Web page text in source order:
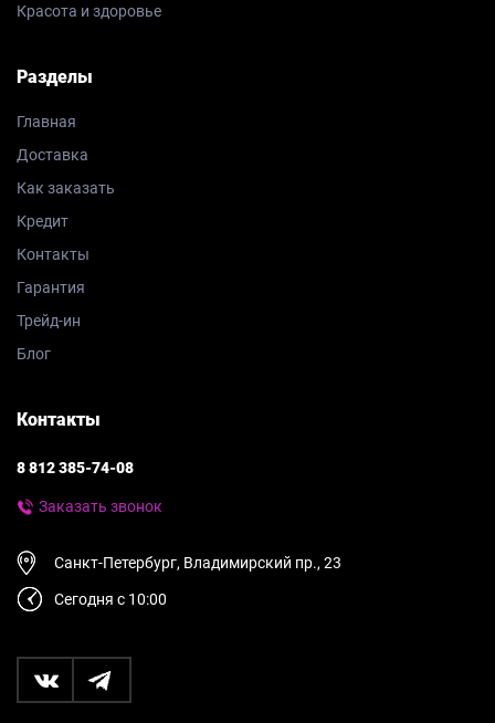
Красота и здоровье
Разделы
Главная
Доставка
Как заказать
Кредит
Контакты
Гарантия
Трейд-ин
Блог
Контакты
8 812 385-74-08
Заказать звонок
Санкт-Петербург, Владимирский пр., 23
Сегодня с 10:00